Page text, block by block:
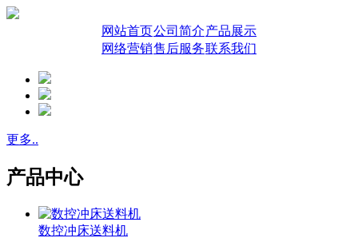
网站首页公司简介产品展示
网络营销售后服务联系我们
更多..
产品中心
数控冲床送料机